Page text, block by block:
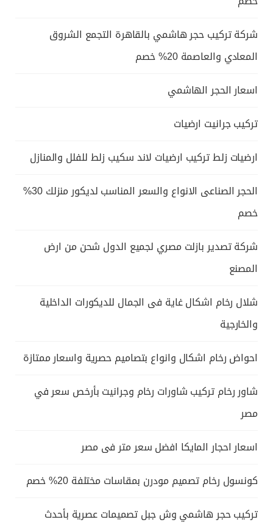
شركة تركيب حجر هاشمي بالقاهرة التجمع الشروق
المعادي والعاصمة 20% خصم
اسعار الحجر الهاشمي
تركيب جرانيت ارضيات
ارضيات زلط تركيب ارضيات لاند سكيب زلط للفلل والمنازل
الحجر الصناعى الانواع والسعر المناسب لديكور منزلك 30%
خصم
شركة تصدير بازلت مصري لجميع الدول شحن من ارض
المصنع
شلال رخام اشكال غاية فى الجمال للديكورات الداخلية
والخارجية
احواض رخام اشكال وانواع بتصاميم حصرية واسعار ممتازة
شاور رخام تركيب شاورات رخام وجرانيت بأرخص سعر في
مصر
اسعار احجار المايكا افضل سعر متر فى مصر
كونسول رخام تصميم مودرن بمقاسات مختلفة 20% خصم
تركيب حجر هاشمي وش جبل تصميمات عصرية بأحدث